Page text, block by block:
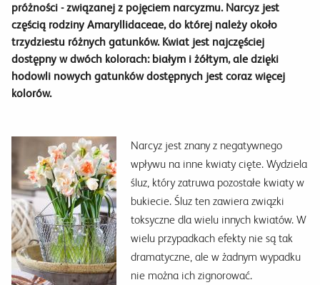
próżności - związanej z pojęciem narcyzmu. Narcyz jest
częścią rodziny Amaryllidaceae, do której należy około
trzydziestu różnych gatunków. Kwiat jest najczęściej
dostępny w dwóch kolorach: białym i żółtym, ale dzięki
hodowli nowych gatunków dostępnych jest coraz więcej
kolorów.
Narcyz jest znany z negatywnego
wpływu na inne kwiaty cięte. Wydziela
śluz, który zatruwa pozostałe kwiaty w
bukiecie. Śluz ten zawiera związki
toksyczne dla wielu innych kwiatów. W
wielu przypadkach efekty nie są tak
dramatyczne, ale w żadnym wypadku
nie można ich zignorować.